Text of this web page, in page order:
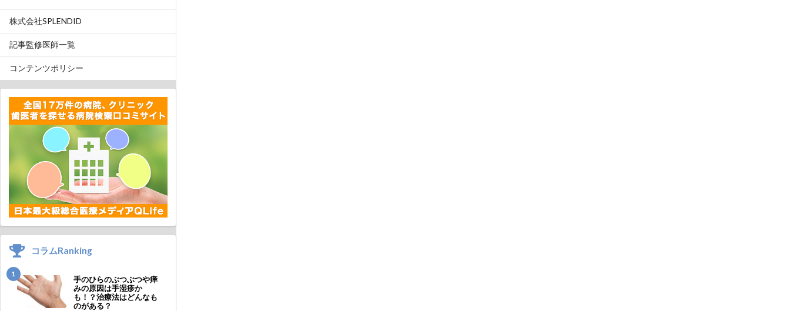
株式会社SPLENDID
記事監修医師一覧
コンテンツポリシー
コラムRanking
1
手のひらのぶつぶつや痒
みの原因は手湿疹か
も！？治療法はどんなも
のがある？